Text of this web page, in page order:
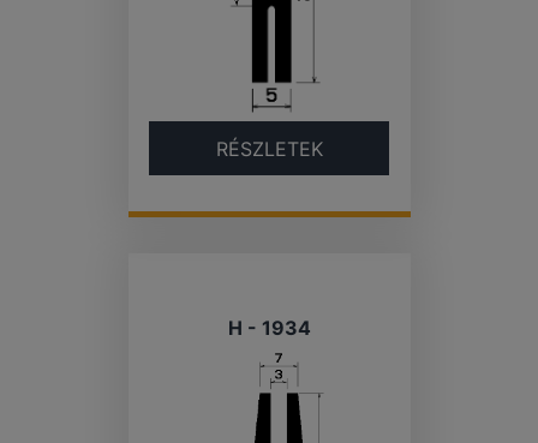
RÉSZLETEK
H - 1934